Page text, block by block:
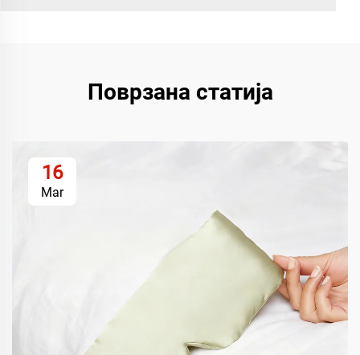
Поврзана статија
16
Mar